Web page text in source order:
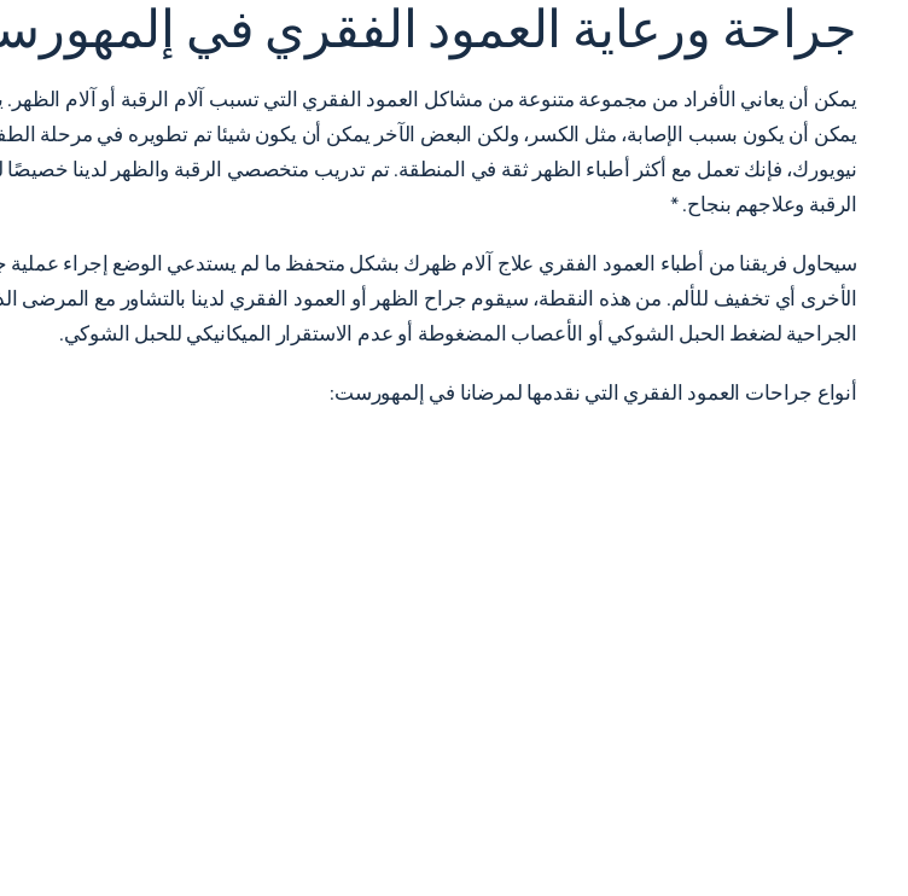
جراحة ورعاية العمود الفقري في
يمكن أن يعاني الأفراد من مجموعة متنوعة من مشاكل العمود الفقري التي تسبب آلام الرقبة أو آلام
يمكن أن يكون بسبب الإصابة، مثل الكسر، ولكن البعض الآخر يمكن أن يكون شيئا تم تطويره في مرحلة
نيويورك، فإنك تعمل مع أكثر أطباء الظهر ثقة في المنطقة. تم تدريب متخصصي الرقبة والظهر لدينا خصيصًا
الرقبة وعلاجهم بنجاح. *
سيحاول فريقنا من أطباء العمود الفقري علاج آلام ظهرك بشكل متحفظ ما لم يستدعي الوضع إجراء عملية
الأخرى أي تخفيف للألم. من هذه النقطة، سيقوم جراح الظهر أو العمود الفقري لدينا بالتشاور مع المرضى
الجراحية لضغط الحبل الشوكي أو الأعصاب المضغوطة أو عدم الاستقرار الميكانيكي للحبل الشوكي.
أنواع جراحات العمود الفقري التي نقدمها لمرضانا في إلمهورست: